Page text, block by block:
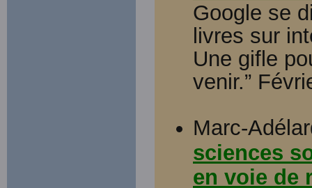
Google se
livres sur
Une gifle
venir.”
Marc-
sciences
en voie de